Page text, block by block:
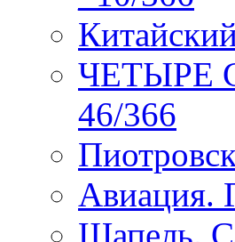
ЧЕТЫРЕ
46/366
Авиация.